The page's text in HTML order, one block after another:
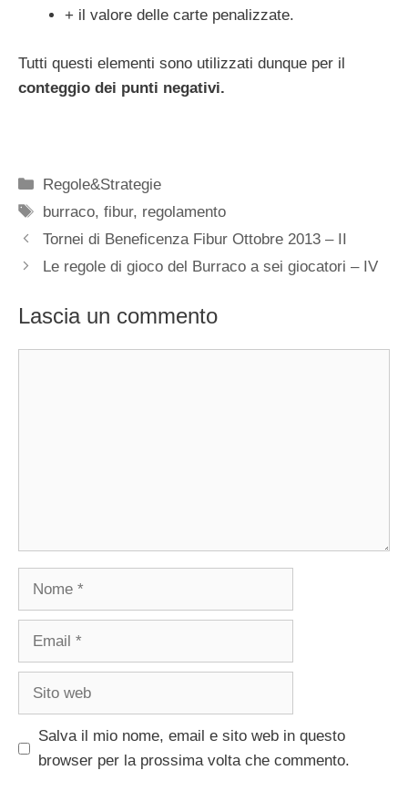
+ il valore delle carte penalizzate.
Tutti questi elementi sono utilizzati dunque per il
conteggio dei punti negativi.
Categorie
Regole&Strategie
Tag
burraco,fibur, regolamento
Tornei di Beneficenza Fibur Ottobre 2013 – II
Le regole di gioco del Burraco a sei giocatori – IV
Lascia un commento
Nome
Email
Sito
Salva il mio nome, email e sito web in questo
browser per la prossima volta che commento.